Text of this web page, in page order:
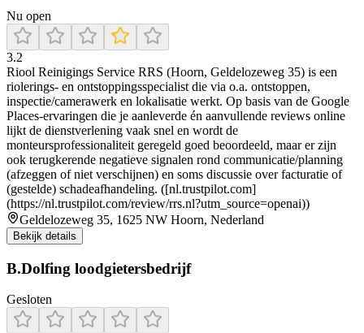
Nu open
3.2
Riool Reinigings Service RRS (Hoorn, Geldelozeweg 35) is een
riolerings- en ontstoppingsspecialist die via o.a. ontstoppen,
inspectie/camerawerk en lokalisatie werkt. Op basis van de Google
Places-ervaringen die je aanleverde én aanvullende reviews online
lijkt de dienstverlening vaak snel en wordt de
monteursprofessionaliteit geregeld goed beoordeeld, maar er zijn
ook terugkerende negatieve signalen rond communicatie/planning
(afzeggen of niet verschijnen) en soms discussie over facturatie of
(gestelde) schadeafhandeling. ([nl.trustpilot.com]
(https://nl.trustpilot.com/review/rrs.nl?utm_source=openai))
Geldelozeweg 35, 1625 NW Hoorn, Nederland
Bekijk details
B.Dolfing loodgietersbedrijf
Gesloten